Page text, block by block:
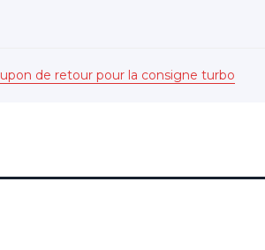
de retour pour la consigne turbo